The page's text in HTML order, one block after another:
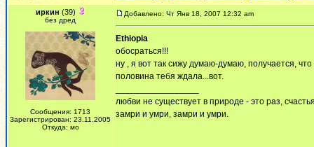
иркин (39)
без дред
Сообщения: 1713
Зарегистрирован: 23.11.2005
Откуда: мо
Добавлено: Чт Янв 18, 2007 12:32 am
Ethiopia
обосраться!!!
ну , я вот так сижу думаю-думаю, получается,
половина тебя ждала...вот.
любви не существует в природе - это раз,
замри и умри, замри и умри.